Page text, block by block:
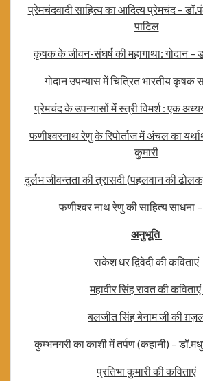
प्रेमचंदवादी साहित्य का आदित्य प्रेमचंद –
पाटिल
कृषक के जीवन-संघर्ष की महागाथा: गोदान –
गोदान उपन्यास में चित्रित भारतीय कृषक
प्रेमचंद के उपन्यासों में स्त्री विमर्श : एक
फणीश्वरनाथ रेणु के रिपोर्ताज में अंचल का
कुमारी
दुर्लभ जीवन्तता की त्रासदी (पहलवान की ढोलक)
फणीश्वर नाथ रेणु की साहित्य साधना –
अनुभूति
राकेश धर द्विवेदी की कविताएं
महावीर सिंह रावत की कविताएं
बलजीत सिंह बेनाम जी की
कुम्भनगरी का काशी में तर्पण (कहानी) –
प्रतिभा कुमारी की कविताएं